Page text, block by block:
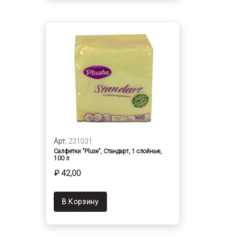
Арт. 231031
Салфетки "Pluse", Стандарт, 1 слойные,
100 л
₽ 42,00
В Корзину